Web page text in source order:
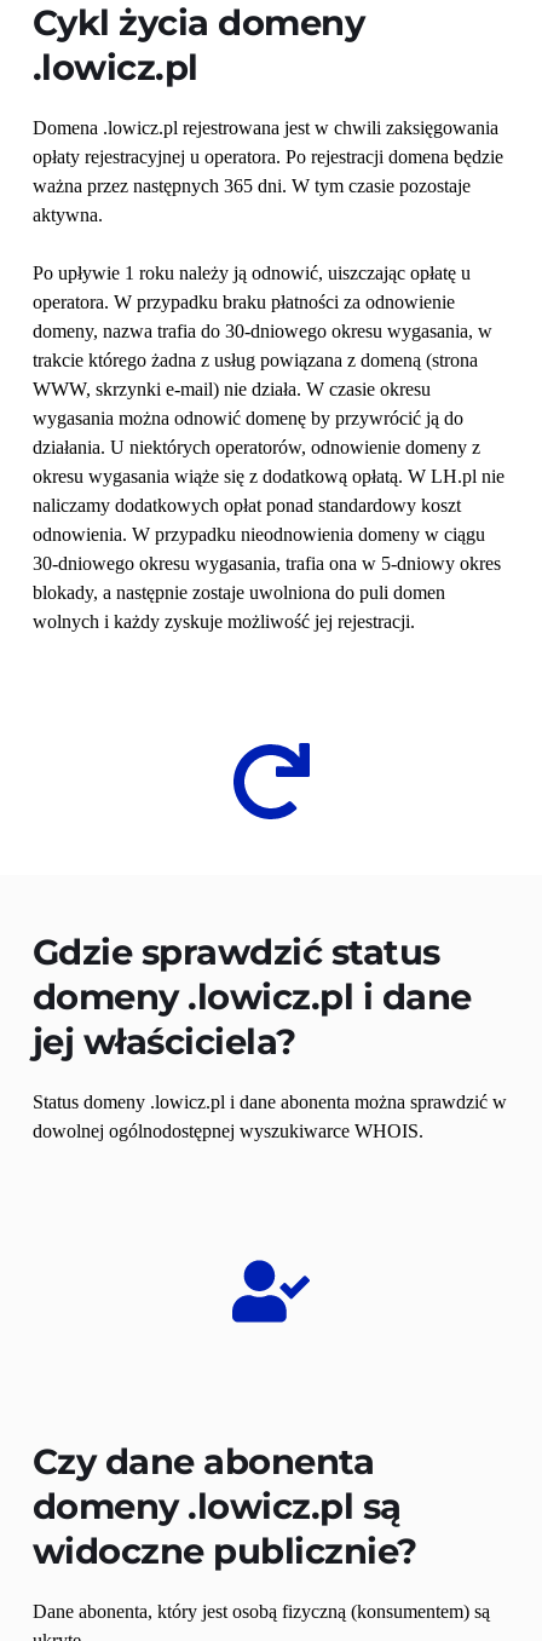
Cykl życia domeny
.lowicz.pl
Domena .lowicz.pl rejestrowana jest w chwili zaksięgowania
opłaty rejestracyjnej u operatora. Po rejestracji domena będzie
ważna przez następnych 365 dni. W tym czasie pozostaje
aktywna.
Po upływie 1 roku należy ją odnowić, uiszczając opłatę u
operatora. W przypadku braku płatności za odnowienie
domeny, nazwa trafia do 30-dniowego okresu wygasania, w
trakcie którego żadna z usług powiązana z domeną (strona
WWW, skrzynki e-mail) nie działa. W czasie okresu
wygasania można odnowić domenę by przywrócić ją do
działania. U niektórych operatorów, odnowienie domeny z
okresu wygasania wiąże się z dodatkową opłatą. W LH.pl nie
naliczamy dodatkowych opłat ponad standardowy koszt
odnowienia. W przypadku nieodnowienia domeny w ciągu
30-dniowego okresu wygasania, trafia ona w 5-dniowy okres
blokady, a następnie zostaje uwolniona do puli domen
wolnych i każdy zyskuje możliwość jej rejestracji.
Gdzie sprawdzić status
domeny .lowicz.pl i dane
jej właściciela?
Status domeny .lowicz.pl i dane abonenta można sprawdzić w
dowolnej ogólnodostępnej wyszukiwarce WHOIS.
Czy dane abonenta
domeny .lowicz.pl są
widoczne publicznie?
Dane abonenta, który jest osobą fizyczną (konsumentem) są